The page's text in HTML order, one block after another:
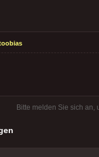
Bitte melden Sie sich an,